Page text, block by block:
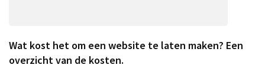
Wat kost het om een website te laten maken? Een
overzicht van de kosten.